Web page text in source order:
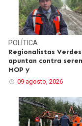
POLÍTICA
Regionalistas Verdes
apuntan contra
MOP y
09 agosto, 2026